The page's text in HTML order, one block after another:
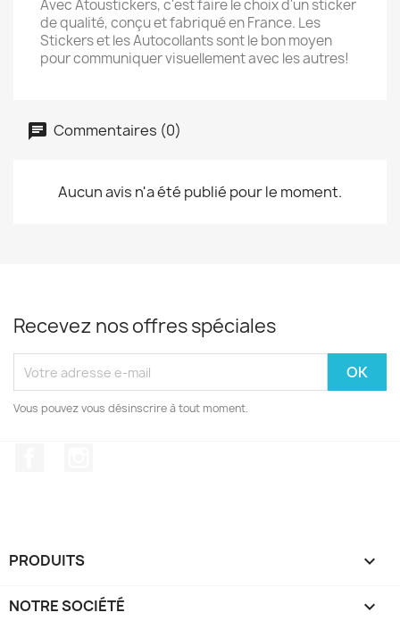
Avec Atoustickers, c'est faire le choix d'un sticker
de qualité, conçu et fabriqué en France. Les
Stickers et les Autocollants sont le bon moyen
pour communiquer visuellement avec les autres!
Commentaires (0)
Aucun avis n'a été publié pour le moment.
Recevez nos offres spéciales
Vous pouvez vous désinscrire à tout moment.
PRODUITS 
NOTRE SOCIÉTÉ 